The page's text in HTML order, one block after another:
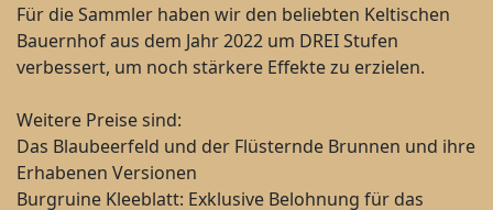
Für die Sammler haben wir den beliebten Keltischen
Bauernhof aus dem Jahr 2022 um DREI Stufen
verbessert, um noch stärkere Effekte zu erzielen.
Weitere Preise sind:
Das Blaubeerfeld und der Flüsternde Brunnen und ihre
Erhabenen Versionen
Burgruine Kleeblatt: Exklusive Belohnung für das